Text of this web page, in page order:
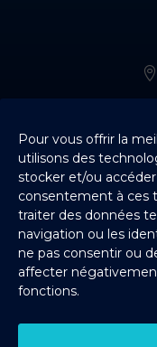
Pour vous offrir la
utilisons des
stocker et/ou
consentement à ces
traiter des données
navigation ou les
ne pas consentir ou
affecter
fonctions.